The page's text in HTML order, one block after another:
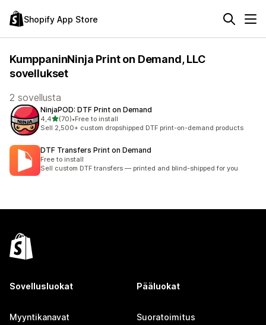
Shopify App Store
KumppaninNinja Print on Demand, LLC
sovellukset
2 sovellusta
NinjaPOD: DTF Print on Demand
4,4/ 5 tähteä
(70)
70 arvostelua yhteensä
•Free to install
Sell 2,500+ custom dropshipped DTF print-on-demand products
DTF Transfers Print on Demand
Free to install
Sell custom DTF transfers — printed and blind-shipped for you
Sovellusluokat
Myyntikanavat
Pääluokat
Suoratoimitus